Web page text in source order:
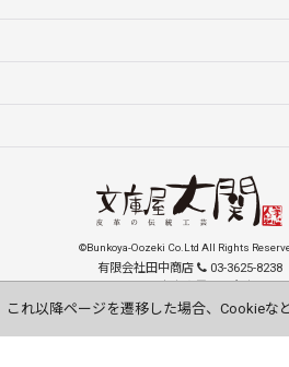
©Bunkoya-Oozeki Co.Ltd All Rights
有限会社田中商店
03-3625-8238
order@oozeki-shop.com
Visit our English Store
れ以降ページを遷移した場合、Cookieな